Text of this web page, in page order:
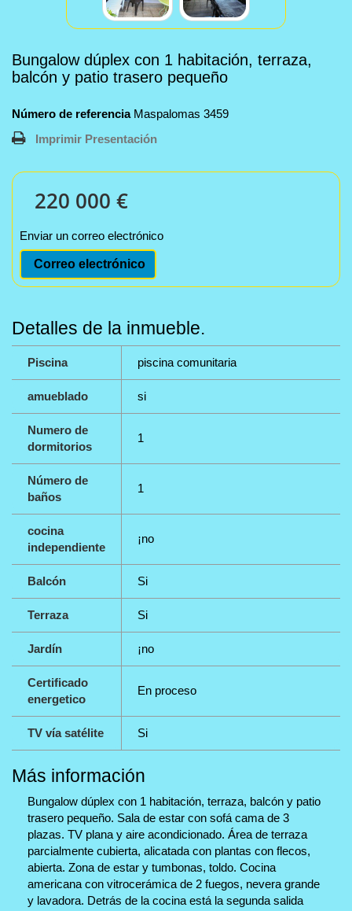
Bungalow dúplex con 1 habitación, terraza,
balcón y patio trasero pequeño
Número de referencia Maspalomas 3459
Imprimir Presentación
220 000 €
Enviar un correo electrónico
Correo electrónico
Detalles de la inmueble.
Piscina piscina comunitaria
amueblado si
Numero de
dormitorios
1
Número de
baños
1
cocina
independiente
¡no
Balcón Si
Terraza Si
Jardín ¡no
Certificado
energetico
En proceso
TV vía satélite Si
Más información
Bungalow dúplex con 1 habitación, terraza, balcón y patio
trasero pequeño. Sala de estar con sofá cama de 3
plazas. TV plana y aire acondicionado. Área de terraza
parcialmente cubierta, alicatada con plantas con flecos,
abierta. Zona de estar y tumbonas, toldo. Cocina
americana con vitrocerámica de 2 fuegos, nevera grande
y lavadora. Detrás de la cocina está la segunda salida